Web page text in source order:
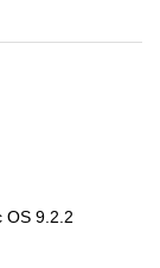
OS 9.2.2